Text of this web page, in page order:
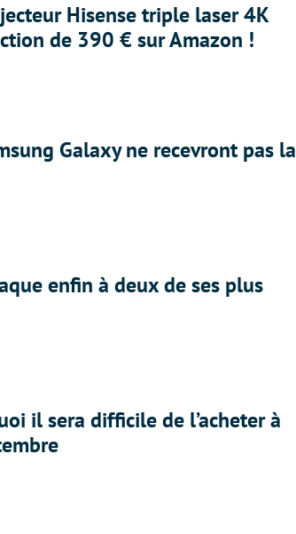
Hisense triple laser 4K
de 390 € sur Amazon !
Galaxy ne recevront pas la
enfin à deux de ses plus
il sera difficile de l’acheter à